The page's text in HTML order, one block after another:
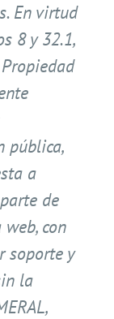
En virtud
8 y 32.1,
pública,
a
de
con
soporte y
la